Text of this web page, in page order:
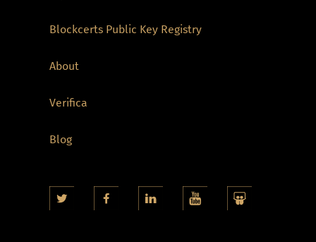
Blockcerts Public Key Registry
About
Verifica
Blog